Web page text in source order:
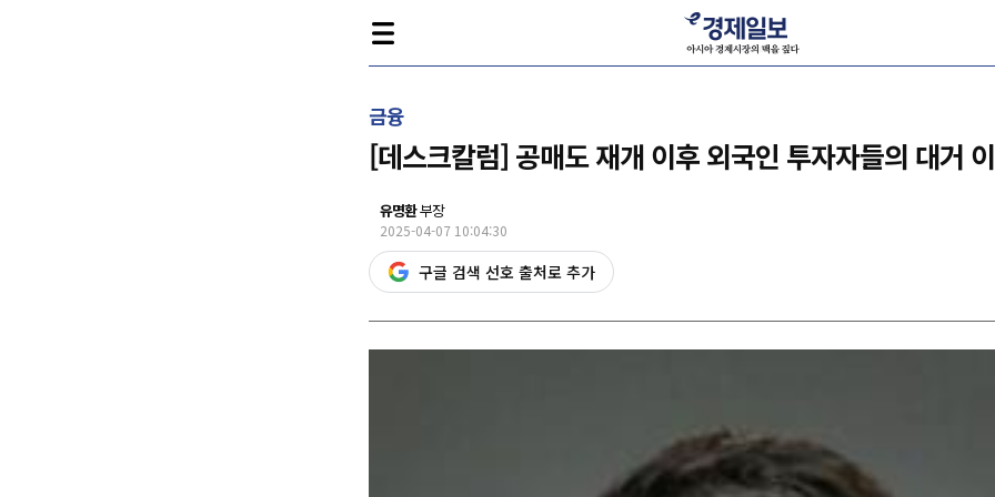
금융
[데스크칼럼] 공매도 재개 이후 외국인 투자자들의 대거
유명환부장
2025-04-07 10:04:30
구글 검색 선호 출처로 추가